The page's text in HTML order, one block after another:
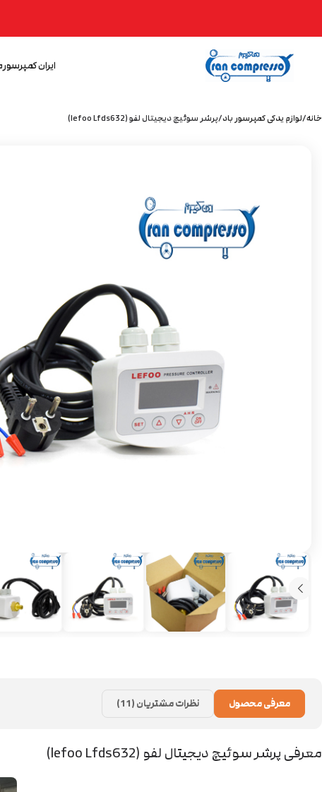
ایران کمپرسور
خانه لوازم یدکی کمپرسور باد پرشر سوئیچ دیجیتال لفو (lefoo Lfds632)
معرفی محصول نظرات مشتریان (11)
معرفی پرشر سوئیچ دیجیتال لفو (lefoo Lfds632)